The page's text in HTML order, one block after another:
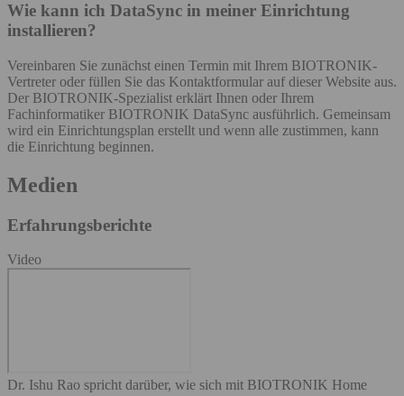
Wie kann ich DataSync in meiner Einrichtung
installieren?
Vereinbaren Sie zunächst einen Termin mit Ihrem BIOTRONIK-
Vertreter oder füllen Sie das Kontaktformular auf dieser Website aus.
Der BIOTRONIK-Spezialist erklärt Ihnen oder Ihrem
Fachinformatiker BIOTRONIK DataSync ausführlich. Gemeinsam
wird ein Einrichtungsplan erstellt und wenn alle zustimmen, kann
die Einrichtung beginnen.
Medien
Erfahrungsberichte
Video
Dr. Ishu Rao spricht darüber, wie sich mit BIOTRONIK Home